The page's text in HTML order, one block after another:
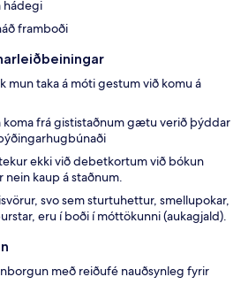
hádegi
framboði
mun taka á móti gestum við komu á
koma frá gististaðnum gætu verið þýddar
ekki við debetkortum við bókun
kaup á staðnum.
svo sem sturtuhettur, smellupokar,
eru í boði í móttökunni (aukagjald).
með reiðufé nauðsynleg fyrir